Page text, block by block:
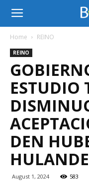
Bon
Dia
Aruba
Noticia
Home REINO
REINO
ESTUDIO
DEN
August 1, 2024 583